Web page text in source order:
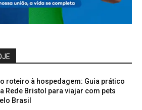
roteiro à hospedagem: Guia prático
Rede Bristol para viajar com pets
Brasil